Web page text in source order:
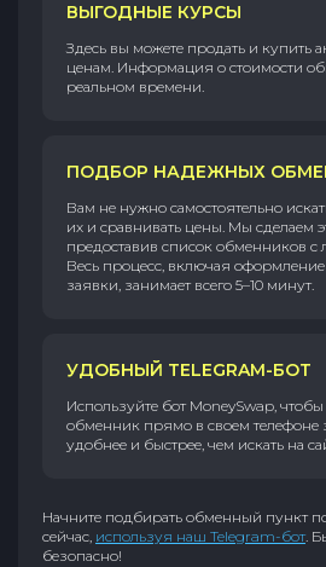
ВЫГОДНЫЕ КУРСЫ
Здесь вы можете продать и купить
ценам. Информация о стоимости
реальном времени.
ПОДБОР НАДЕЖНЫХ
Вам не нужно самостоятельно
их и сравнивать цены. Мы сделаем
предоставив список обменников
Весь процесс, включая
заявки, занимает всего 5–10 минут.
УДОБНЫЙ TELEGRAM-БОТ
Используйте бот MoneySwap,
обменник прямо в своем телефоне
удобнее и быстрее, чем искать на
Начните подбирать обменный пункт
сейчас, используя наш Telegram-бот.
безопасно!